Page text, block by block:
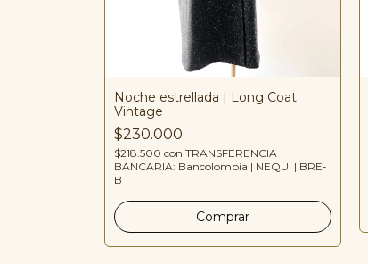
Noche estrellada | Long Coat
Vintage
$230.000
$218.500 con TRANSFERENCIA
BANCARIA: Bancolombia | NEQUI | BRE-
B